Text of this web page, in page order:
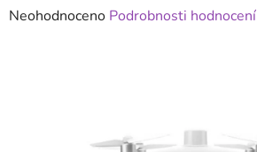
Průměrné
Neohodnoceno Podrobnosti hodnocení